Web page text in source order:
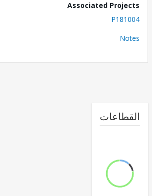
Associated